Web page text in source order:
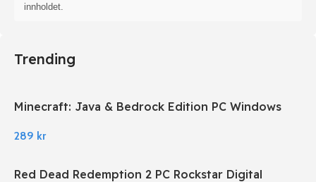
innholdet.
Trending
Minecraft: Java & Bedrock Edition PC Windows
289 kr
Red Dead Redemption 2 PC Rockstar Digital